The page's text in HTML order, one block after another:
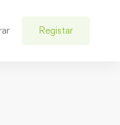
Registar